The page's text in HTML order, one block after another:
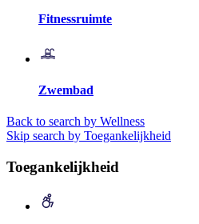
Fitnessruimte
Zwembad
Back to search by Wellness
Skip search by Toegankelijkheid
Toegankelijkheid